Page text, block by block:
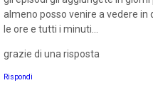
almeno posso venire a vedere
le ore e tutti i minuti...
grazie di una risposta
Rispondi